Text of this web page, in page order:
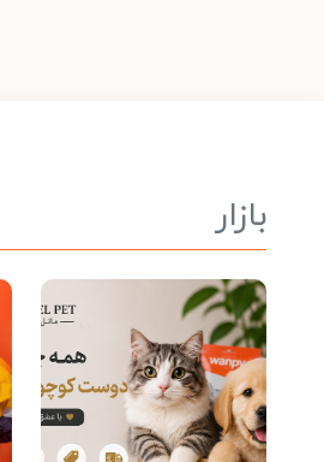
بازار